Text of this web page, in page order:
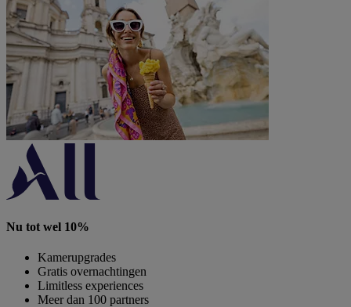
Nu tot wel 10%
Kamerupgrades
Gratis overnachtingen
Limitless experiences
Meer dan 100 partners